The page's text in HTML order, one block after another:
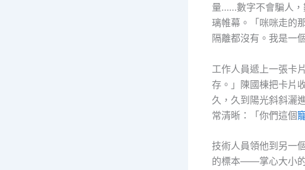
量……數字不會騙人，
璃帷幕。「咪咪走的
隔離都沒有。我是一
工作人員遞上一張卡
存。」陳國棟把卡片
久，久到陽光斜斜灑
常清晰：「你們這個
技術人員領他到另一
的標本——掌心大小的